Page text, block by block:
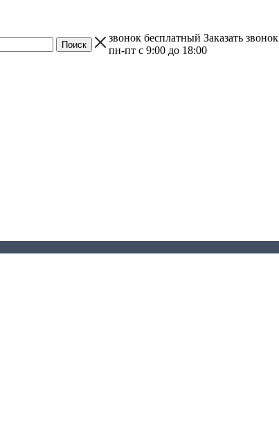
звонок бесплатный Заказать звонок
пн-пт с 9:00 до 18:00